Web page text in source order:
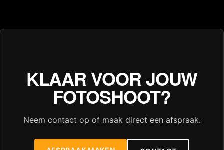
KLAAR VOOR JOUW
FOTOSHOOT?
Neem contact op of maak direct een afspraak.